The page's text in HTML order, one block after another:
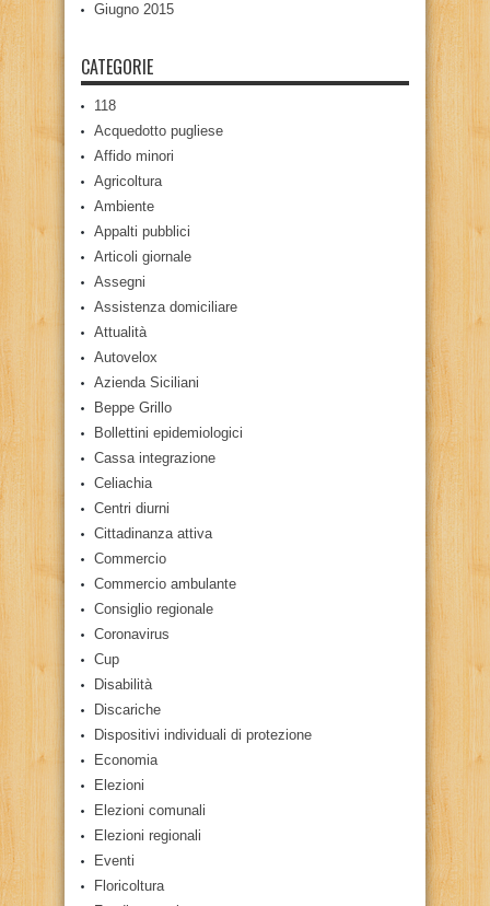
Giugno 2015
CATEGORIE
118
Acquedotto pugliese
Affido minori
Agricoltura
Ambiente
Appalti pubblici
Articoli giornale
Assegni
Assistenza domiciliare
Attualità
Autovelox
Azienda Siciliani
Beppe Grillo
Bollettini epidemiologici
Cassa integrazione
Celiachia
Centri diurni
Cittadinanza attiva
Commercio
Commercio ambulante
Consiglio regionale
Coronavirus
Cup
Disabilità
Discariche
Dispositivi individuali di protezione
Economia
Elezioni
Elezioni comunali
Elezioni regionali
Eventi
Floricoltura